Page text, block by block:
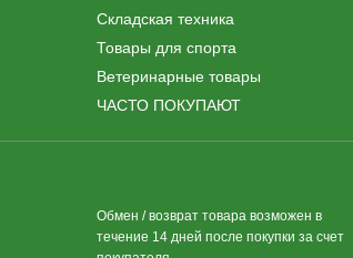
Складская техника
Товары для спорта
Ветеринарные товары
ЧАСТО ПОКУПАЮТ
Обмен / возврат товара возможен в
течение 14 дней после покупки за счет